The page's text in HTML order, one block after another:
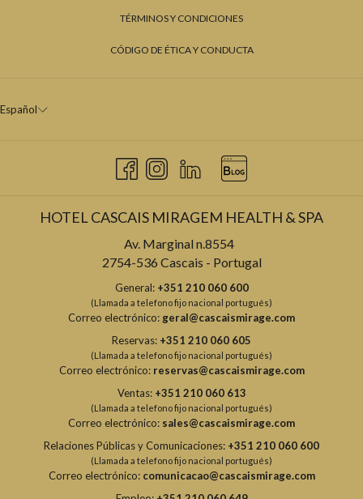
TÉRMINOS Y CONDICIONES
CÓDIGO DE ÉTICA Y CONDUCTA
Español
HOTEL CASCAIS MIRAGEM HEALTH & SPA
Av. Marginal n.8554
2754-536 Cascais - Portugal
General: +351 210 060 600
(Llamada a telefono fijo nacional portugués)
Correo electrónico:geral@cascaismirage.com
Reservas: +351 210 060 605
(Llamada a telefono fijo nacional portugués)
Correo electrónico: reservas@cascaismirage.com
Ventas: +351 210 060 613
(Llamada a telefono fijo nacional portugués)
Correo electrónico: sales@cascaismirage.com
Relaciones Públicas y Comunicaciones: +351 210 060 600
(Llamada a telefono fijo nacional portugués)
Correo electrónico: comunicacao@cascaismirage.com